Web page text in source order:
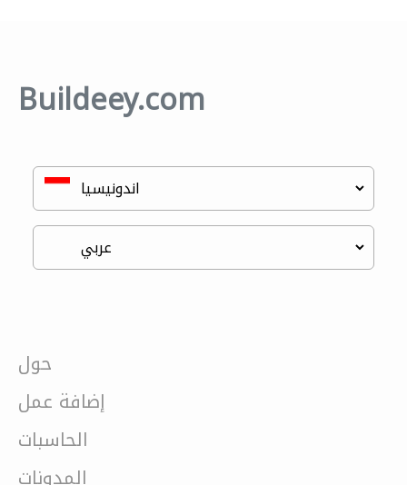
Buildeey.com
حول
إضافة عمل
الحاسبات
المدونات